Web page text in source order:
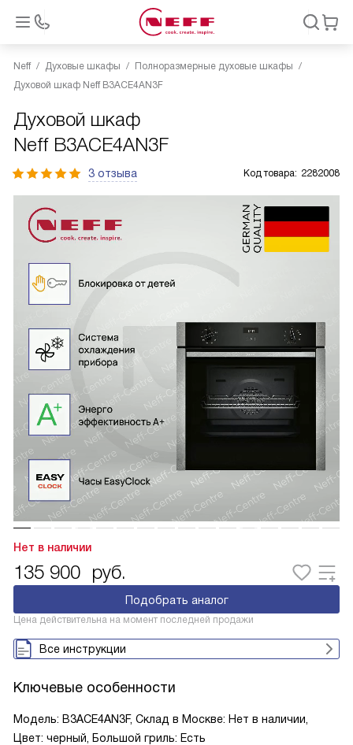
Neff Духовые шкафы
Полноразмерные духовые шкафы
Духовой шкаф Neff B3ACE4AN3F
Духовой шкаф
Neff B3ACE4AN3F
3 отзыва Код товара: 2282008
Нет в наличии
135 900 руб.
Подобрать аналог
Цена действительна на момент последней продажи
Все инструкции
Ключевые особенности
Модель: B3ACE4AN3F, Склад в Москве: Нет в наличии,
Цвет: черный, Большой гриль: Есть